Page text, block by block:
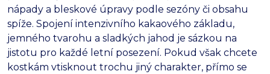
nápady a bleskové úpravy podle sezóny či obsahu
spíže. Spojení intenzivního kakaového základu,
jemného tvarohu a sladkých jahod je sázkou na
jistotu pro každé letní posezení. Pokud však chcete
kostkám vtisknout trochu jiný charakter, přímo se